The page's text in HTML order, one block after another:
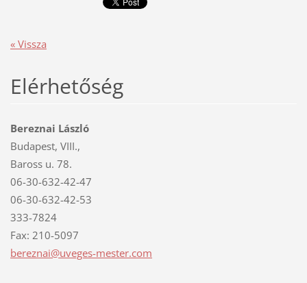
« Vissza
Elérhetőség
Bereznai László
Budapest, VIII.,
Baross u. 78.
06-30-632-42-47
06-30-632-42-53
333-7824
Fax: 210-5097
bereznai@uveges-mester.com